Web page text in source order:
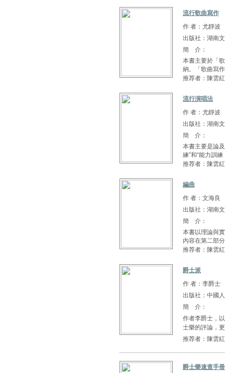
流行歌曲寫作
作 者：尤靜波
出版社：湖南
簡 介：
本書主要於「
納。「歌曲寫
推荐者：陳雲紅
流行演唱法
作 者：尤靜波
出版社：湖南
簡 介：
本書主要是論
練”和“能力訓練
推荐者：陳雲紅
編曲
作 者：文海良
出版社：湖南
簡 介：
本書以理論與
內容在第二部
推荐者：陳雲紅
爵士派
作 者：李爵士
出版社：中國
簡 介：
作者李爵士，
士樂的評論，
推荐者：陳雲紅
爵士樂速查手冊